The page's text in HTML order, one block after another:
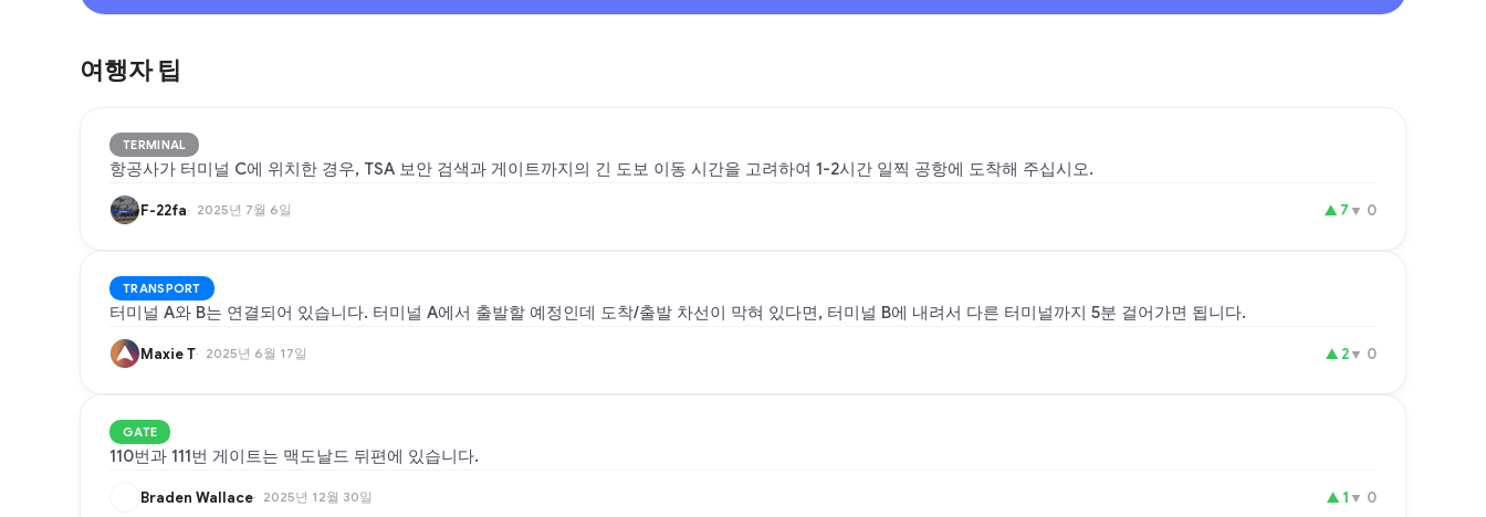
여행자 팁
TERMINAL
항공사가 터미널 C에 위치한 경우, TSA 보안 검색과 게이트까지의 긴 도보 이동 시간을 고려하여 1-2시간 일찍 공항에 도착해 주십시오.
F-22fa 2025년 7월 6일 ▲ 7 ▼ 0
TRANSPORT
터미널 A와 B는 연결되어 있습니다. 터미널 A에서 출발할 예정인데 도착/출발 차선이 막혀 있다면, 터미널 B에 내려서 다른 터미널까지 5분 걸어가면 됩니다.
Maxie T 2025년 6월 17일 ▲ 2▼ 0
GATE
110번과 111번 게이트는 맥도날드 뒤편에 있습니다.
Braden Wallace 2025년 12월 30일 ▲ 1 ▼ 0